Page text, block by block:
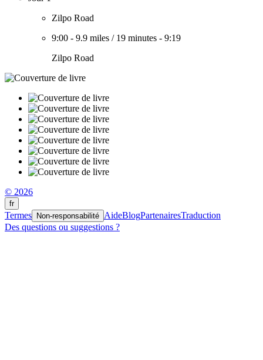
Zilpo Road
9:00 - 9.9 miles / 19 minutes - 9:19
Zilpo Road
© 2026
fr
Termes Non-responsabilité AideBlogPartenairesTraduction
Des questions ou suggestions ?